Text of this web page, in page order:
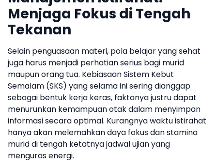
Menjaga Fokus di Tengah
Tekanan
Selain penguasaan materi, pola belajar yang sehat
juga harus menjadi perhatian serius bagi murid
maupun orang tua. Kebiasaan Sistem Kebut
Semalam (SKS) yang selama ini sering dianggap
sebagai bentuk kerja keras, faktanya justru dapat
menurunkan kemampuan otak dalam menyimpan
informasi secara optimal. Kurangnya waktu istirahat
hanya akan melemahkan daya fokus dan stamina
murid di tengah ketatnya jadwal ujian yang
menguras energi.